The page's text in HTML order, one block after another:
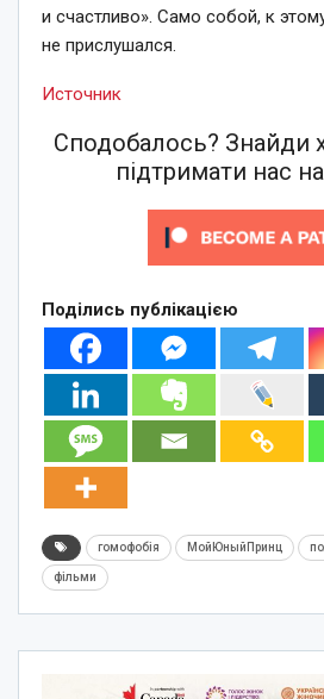
и счастливо». Само собой, к
не прислушался.
Источник
Сподобалось? Знайди
підтримати нас
Поділись публікацією
гомофобія МойЮныйПринц
фільми